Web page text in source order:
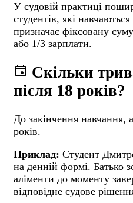
У судовій практиці
студентів, які
призначає фіксовану
або 1/3 зарплати.
event Скільки
після 18 років?
До закінчення навчання,
років.
Приклад: Студент
на денній формі. Батько
аліменти до моменту
відповідне судове